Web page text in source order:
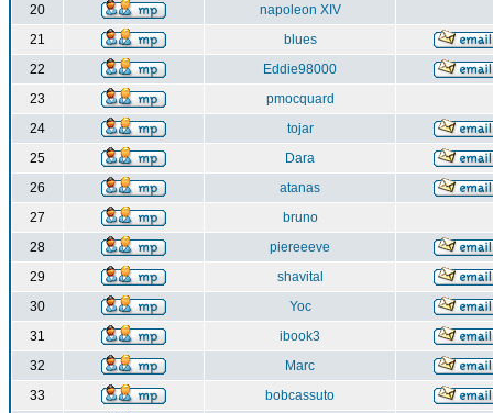
20
napoleon XIV
21
blues
22
Eddie98000
23
pmocquard
24
tojar
25
Dara
26
atanas
27
bruno
28
piereeeve
29
shavital
30
Yoc
31
ibook3
32
Marc
33
bobcassuto